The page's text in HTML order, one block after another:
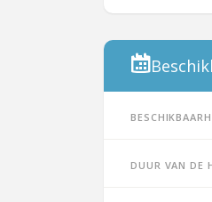
Duur van de